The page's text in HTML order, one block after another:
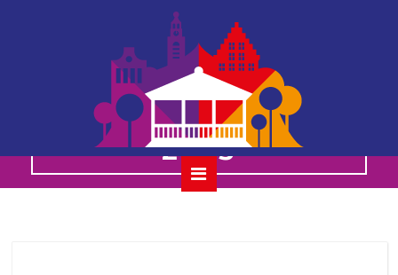
the balcony
players 20 juli
2025